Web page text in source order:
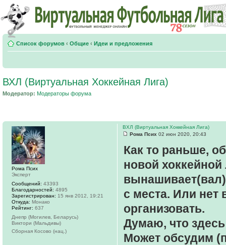
Список форумов ‹ Общие ‹ Идеи и предложения
ВХЛ (Виртуальная Хоккейная Лига)
Модератор: Модераторы форума
ВХЛ (Виртуальная Хоккейная Лига)
Рома Псих 02 июн 2020, 20:43
Как то раньше,
новой
вынашивает(вал)
с места. Или нет
организовать.
Думаю, что
Может обсудим
Рома Псих
Эксперт
Сообщений: 43393
Благодарностей: 4895
Зарегистрирован: 15 янв 2012, 19:21
Откуда: Монако
Рейтинг: 637
Днепр (Могилев, Беларусь)
Виктори (Мальдивы)
Сборная Косово (нац.)